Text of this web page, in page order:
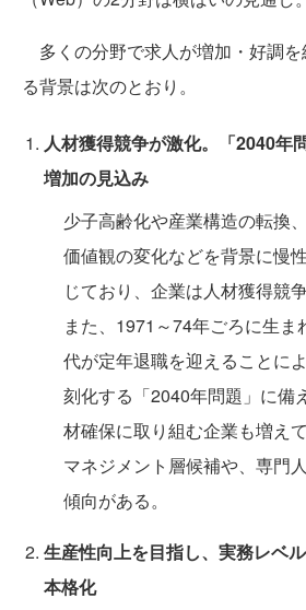
多くの分野で求人が増加・好調
る背景は次のとおり。
人材獲得競争が激化。「2040年
増加の見込み
少子高齢化や産業構造の転換
価値観の変化などを背景に慢
じており、企業は人材獲得競
また、1971～74年ごろに生
代が定年退職を迎えることに
刻化する「2040年問題」に備
材確保に取り組む企業も増え
マネジメント層候補や、専門
傾向がある。
生産性向上を目指し、実務レベ
本格化